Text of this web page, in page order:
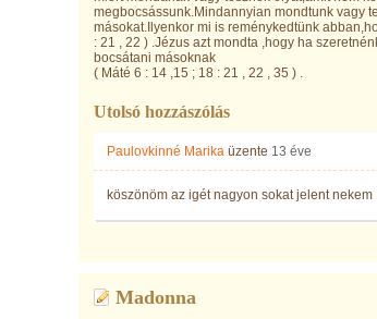
megbocsássunk.Mindannyian mondtunk vagy
másokat.Ilyenkor mi is reménykedtünk
: 21 , 22 ) .Jézus azt mondta ,hogy ha
bocsátani másoknak
( Máté 6 : 14 ,15 ; 18 : 21 , 22 , 35 ) .
Utolsó hozzászólás
Paulovkinné Marika üzente 13 éve
köszönöm az igét nagyon sokat jelent nekem
Madonna